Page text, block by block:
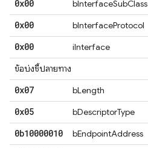
0x00 bInterfaceSubClass
0x00 bInterfaceProtocol
0x00 iInterface
ข้อบ่งชี้ปลายทาง
0x07 bLength
0x05 bDescriptorType
0b10000010 bEndpointAddress